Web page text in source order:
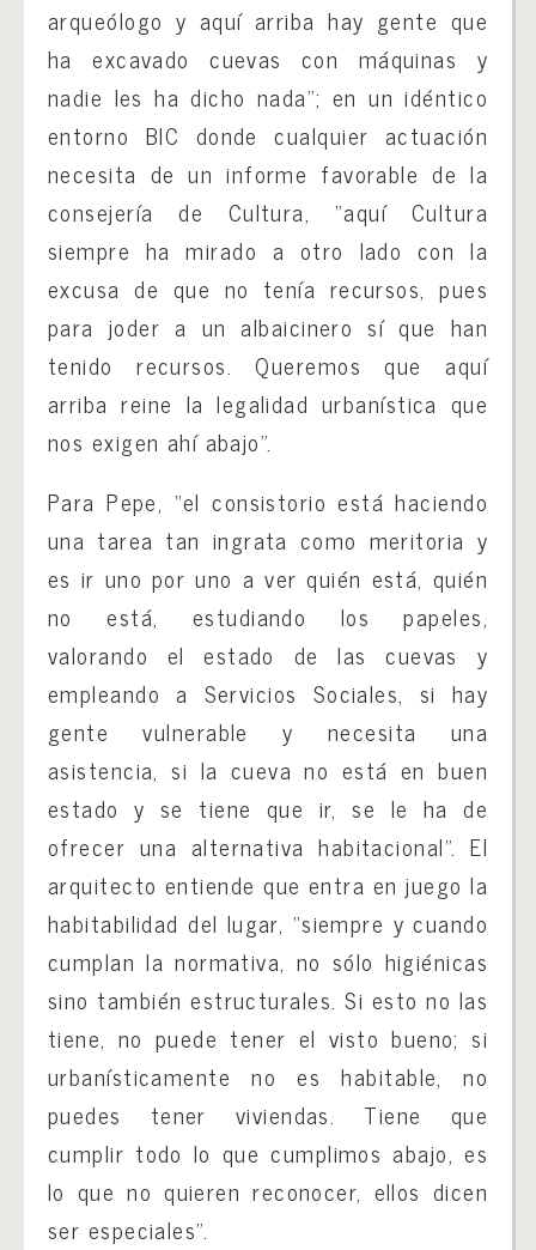
arqueólogo y aquí arriba hay gente que
ha excavado cuevas con máquinas y
nadie les ha dicho nada”; en un idéntico
entorno BIC donde cualquier actuación
necesita de un informe favorable de la
consejería de Cultura, “aquí Cultura
siempre ha mirado a otro lado con la
excusa de que no tenía recursos, pues
para joder a un albaicinero sí que han
tenido recursos. Queremos que aquí
arriba reine la legalidad urbanística que
nos exigen ahí abajo”.
Para Pepe, “el consistorio está haciendo
una tarea tan ingrata como meritoria y
es ir uno por uno a ver quién está, quién
no está, estudiando los papeles,
valorando el estado de las cuevas y
empleando a Servicios Sociales, si hay
gente vulnerable y necesita una
asistencia, si la cueva no está en buen
estado y se tiene que ir, se le ha de
ofrecer una alternativa habitacional”. El
arquitecto entiende que entra en juego la
habitabilidad del lugar, “siempre y cuando
cumplan la normativa, no sólo higiénicas
sino también estructurales. Si esto no las
tiene, no puede tener el visto bueno; si
urbanísticamente no es habitable, no
puedes tener viviendas. Tiene que
cumplir todo lo que cumplimos abajo, es
lo que no quieren reconocer, ellos dicen
ser especiales”.